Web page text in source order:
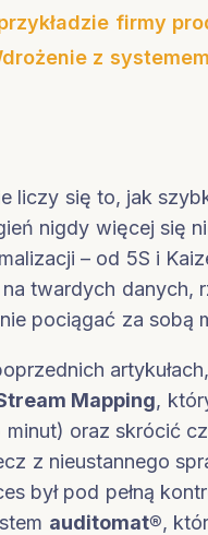
firmy
z
liczy się to, jak
nigdy więcej się
– od 5S i
twardych danych,
pociągać za sobą
Mapping,
minut) oraz skrócić
z nieustannego
był pod pełną
auditomat®,